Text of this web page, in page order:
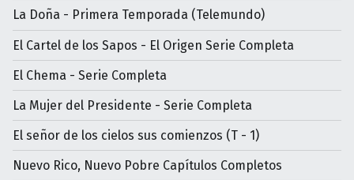
La Doña - Primera Temporada (Telemundo)
El Cartel de los Sapos - El Origen Serie Completa
El Chema - Serie Completa
La Mujer del Presidente - Serie Completa
El señor de los cielos sus comienzos (T - 1)
Nuevo Rico, Nuevo Pobre Capítulos Completos